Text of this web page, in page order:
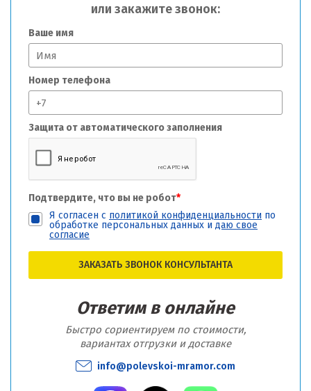
или закажите звонок:
Ваше имя
Номер телефона
Защита от автоматического заполнения
Подтвердите, что вы не робот*
Я согласен с политикой конфиденциальности по
обработке персональных данных и даю свое
согласие
ЗАКАЗАТЬ ЗВОНОК КОНСУЛЬТАНТА
Ответим в онлайне
Быстро сориентируем по стоимости,
вариантах отгрузки и доставке
info@polevskoi-mramor.com